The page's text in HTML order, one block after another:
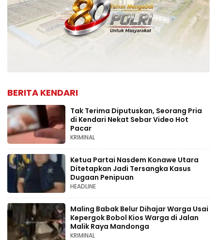
BERITA KENDARI
Tak Terima Diputuskan, Seorang Pria
di Kendari Nekat Sebar Video Hot
Pacar
KRIMINAL
Ketua Partai Nasdem Konawe Utara
Ditetapkan Jadi Tersangka Kasus
Dugaan Penipuan
HEADLINE
Maling Babak Belur Dihajar Warga Usai
Kepergok Bobol Kios Warga di Jalan
Malik Raya Mandonga
KRIMINAL